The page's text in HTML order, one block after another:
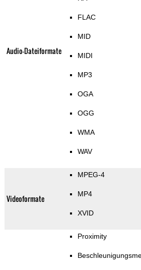
Audio-Dateiformate
FLAC
MID
MIDI
MP3
OGA
OGG
WMA
WAV
Videoformate
MPEG-4
MP4
XVID
Proximity